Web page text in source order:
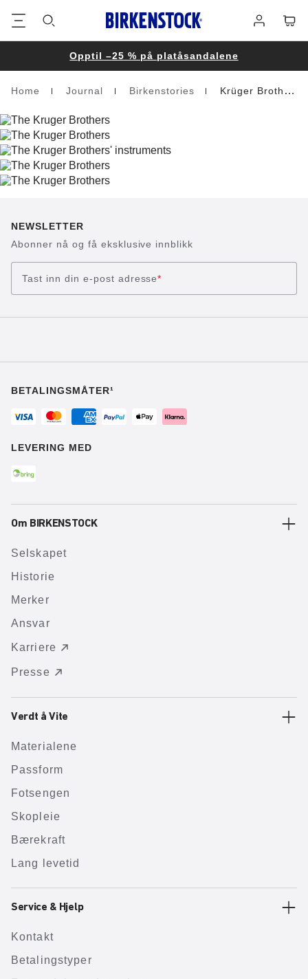
Opptil –25 % på platåsandalene
Homepage
Home Journal Birkenstories Krüger Brothers
NEWSLETTER
Abonner nå og få eksklusive innblikk
Tast inn din e-post adresse*
BETALINGSMÅTER¹
LEVERING MED
Om BIRKENSTOCK
Selskapet
Historie
Merker
Ansvar
Karriere
Presse
Verdt å Vite
Materialene
Passform
Fotsengen
Skopleie
Bærekraft
Lang levetid
Service & Hjelp
Kontakt
Betalingstyper